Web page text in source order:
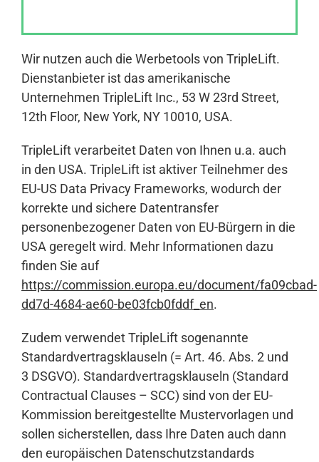
Wir nutzen auch die Werbetools von TripleLift.
Dienstanbieter ist das amerikanische
Unternehmen TripleLift Inc., 53 W 23rd Street,
12th Floor, New York, NY 10010, USA.
TripleLift verarbeitet Daten von Ihnen u.a. auch
in den USA. TripleLift ist aktiver Teilnehmer des
EU-US Data Privacy Frameworks, wodurch der
korrekte und sichere Datentransfer
personenbezogener Daten von EU-Bürgern in die
USA geregelt wird. Mehr Informationen dazu
finden Sie auf
https://commission.europa.eu/document/fa09cbad-
dd7d-4684-ae60-be03fcb0fddf_en.
Zudem verwendet TripleLift sogenannte
Standardvertragsklauseln (= Art. 46. Abs. 2 und
3 DSGVO). Standardvertragsklauseln (Standard
Contractual Clauses – SCC) sind von der EU-
Kommission bereitgestellte Mustervorlagen und
sollen sicherstellen, dass Ihre Daten auch dann
den europäischen Datenschutzstandards